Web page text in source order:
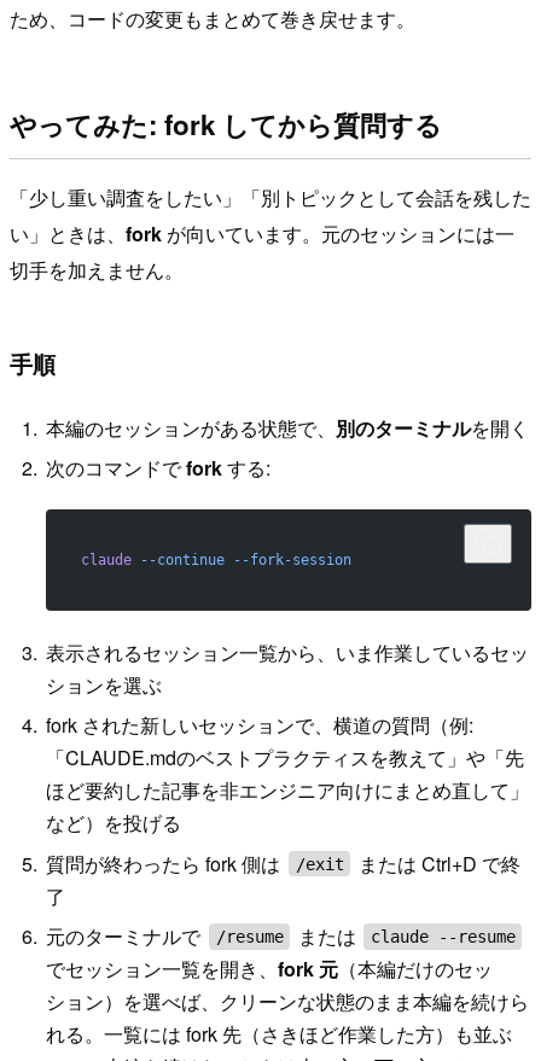
ため、コードの変更もまとめて巻き戻せます。
やってみた: fork してから質問する
「少し重い調査をしたい」「別トピックとして会話を残した
い」ときは、 fork が向いています。元のセッションには一
切手を加えません。
手順
本編のセッションがある状態で、 別のターミナルを開く
次のコマンドでforkする:
claude --continue --fork-session
表示されるセッション一覧から、いま作業しているセッ
ションを選ぶ
fork された新しいセッションで、横道の質問（例:
「CLAUDE.mdのベストプラクティスを教えて」や「先
ほど要約した記事を非エンジニア向けにまとめ直して」
など）を投げる
質問が終わったら fork 側は
/exit
または Ctrl+D で終
了
元のターミナルで
/resume または claude --resume
でセッション一覧を開き、fork 元 （本編だけのセッ
ション）を選べば、クリーンな状態のまま本編を続けら
れる。一覧には fork 先（さきほど作業した方）も並ぶ